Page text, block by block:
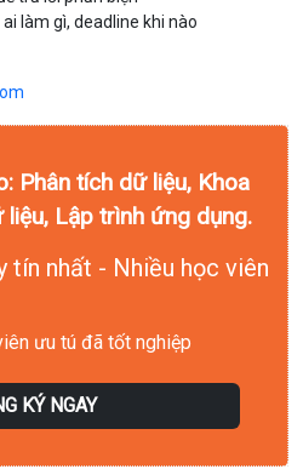
làm gì, deadline khi nào
Phân tích dữ liệu, Khoa
Lập trình ứng dụng.
tín nhất - Nhiều học viên
ưu tú đã tốt nghiệp
KÝ NGAY